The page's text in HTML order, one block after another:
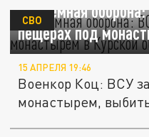
Подземная
пещерах под
СВО
15 АПРЕЛЯ 19:46
Военкор Коц: ВСУ
монастырем,